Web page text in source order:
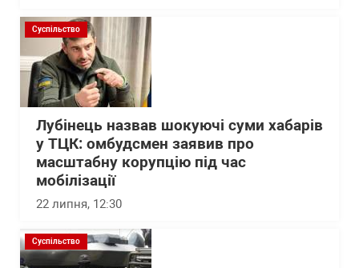
Суспільство
Лубінець назвав шокуючі суми хабарів
у ТЦК: омбудсмен заявив про
масштабну корупцію під час
мобілізації
22 липня, 12:30
Суспільство